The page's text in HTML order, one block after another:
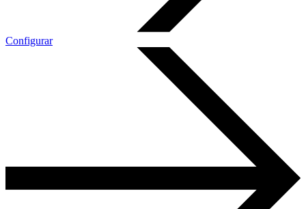
Configurar